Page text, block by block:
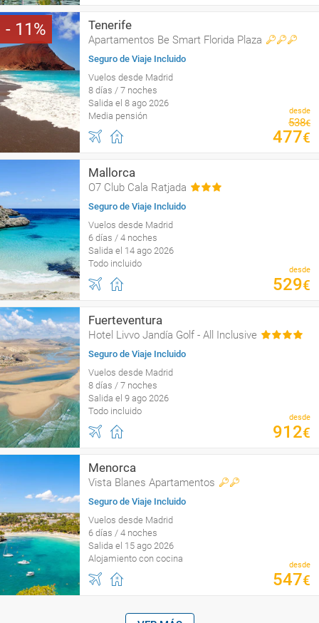
11 Tenerife
Apartamentos Be Smart Florida Plaza
Seguro de Viaje Incluido
Vuelos desde Madrid
8 días / 7 noches
Salida el 8 ago 2026
Media pensión
desde
538€
477€
Mallorca
O7 Club Cala Ratjada
Seguro de Viaje Incluido
Vuelos desde Madrid
6 días / 4 noches
Salida el 14 ago 2026
Todo incluido
desde
529€
Fuerteventura
Hotel Livvo Jandía Golf - All Inclusive
Seguro de Viaje Incluido
Vuelos desde Madrid
8 días / 7 noches
Salida el 9 ago 2026
Todo incluido
desde
912€
Menorca
Vista Blanes Apartamentos
Seguro de Viaje Incluido
Vuelos desde Madrid
6 días / 4 noches
Salida el 15 ago 2026
Alojamiento con cocina
desde
547€